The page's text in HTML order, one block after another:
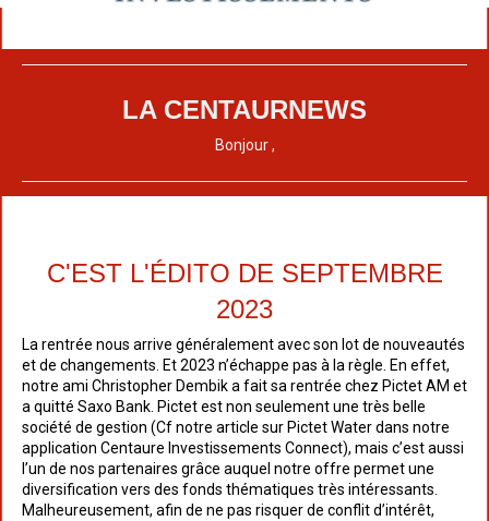
LA CENTAURNEWS
Bonjour ,
C'EST L'ÉDITO DE SEPTEMBRE
2023
La rentrée nous arrive généralement avec son lot de nouveautés
et de changements. Et 2023 n’échappe pas à la règle. En effet,
notre ami Christopher Dembik a fait sa rentrée chez Pictet AM et
a quitté Saxo Bank. Pictet est non seulement une très belle
société de gestion (Cf notre article sur Pictet Water dans notre
application Centaure Investissements Connect), mais c’est aussi
l’un de nos partenaires grâce auquel notre offre permet une
diversification vers des fonds thématiques très intéressants.
Malheureusement, afin de ne pas risquer de conflit d’intérêt,